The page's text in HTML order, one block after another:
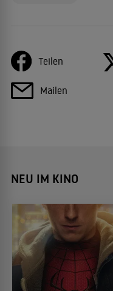
Teilen
Mailen
NEU IM KINO